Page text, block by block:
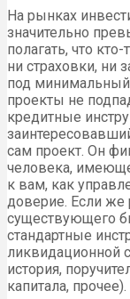
На рынках
значительно
полагать, что
ни страховки, ни
под минимальный
проекты не
кредитные
сам проект. Он
человека,
к вам, как
доверие. Если же
существующего
стандартные
ликвидационной
история,
капитала, прочее).